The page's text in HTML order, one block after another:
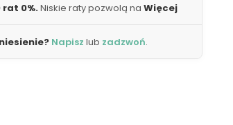
rat 0%.Niskie raty pozwolą na Więcej
Napisz lub zadzwoń.